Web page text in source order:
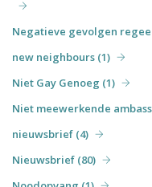
Negatieve gevolgen
new neighbours (1)
Niet Gay Genoeg (1)
Niet meewerkende
nieuwsbrief (4)
Nieuwsbrief (80)